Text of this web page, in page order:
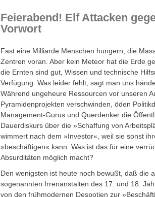
Feierabend! Elf Attacken
Vorwort
Fast eine Milliarde Menschen hungern, die
Zentren voran. Aber kein Meteor hat die Erde
die Ernten sind gut, Wissen und technische
Verfügung. Was leider fehlt, sagt man uns
Während ungeheure Ressourcen vor unseren
Pyramidenprojekten verschwinden, öden
Management-Gurus und Querdenker die
Dauerdiskurs über die »Schaffung von
wimmert nach dem »Investor«, weil sie sonst
»beschäftigen« kann. Was ist das für eine
Absurditäten möglich macht?
Den wenigsten ist heute noch bewußt, daß die
sogenannten Irrenanstalten des 17. und 18.
von den frühmodernen Despotien zur